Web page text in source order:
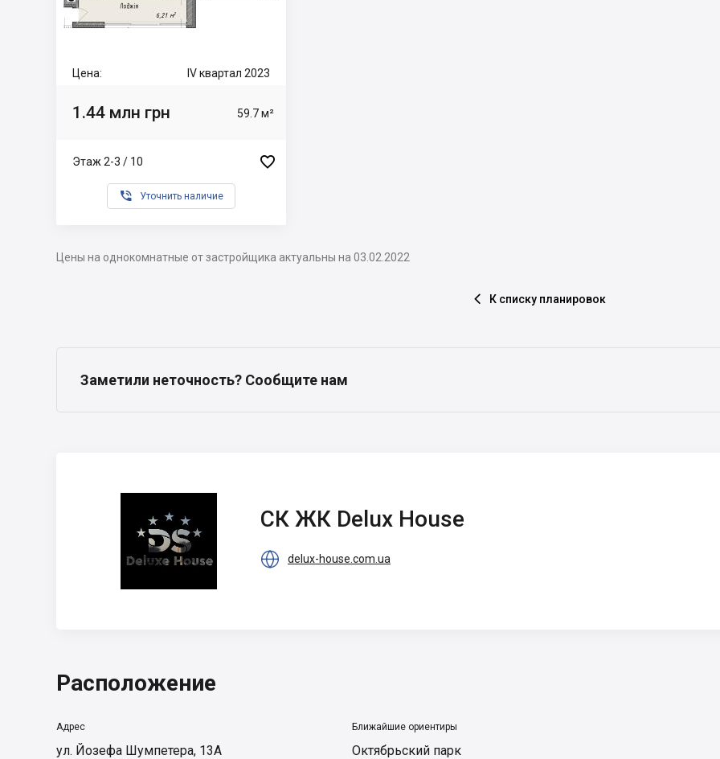
Цена: IV квартал 2023
1.44 млн грн 59.7 м²
Этаж 2-3 / 10 
 Уточнить наличие
Цены на однокомнатные от застройщика актуальны на 03.02.2022
 К списку планировок
Заметили неточность? Сообщите нам
СК ЖК Delux House
 delux-house.com.ua
Расположение
Адрес
ул. Йозефа Шумпетера, 13А
Ближайшие ориентиры
Октябрьский парк